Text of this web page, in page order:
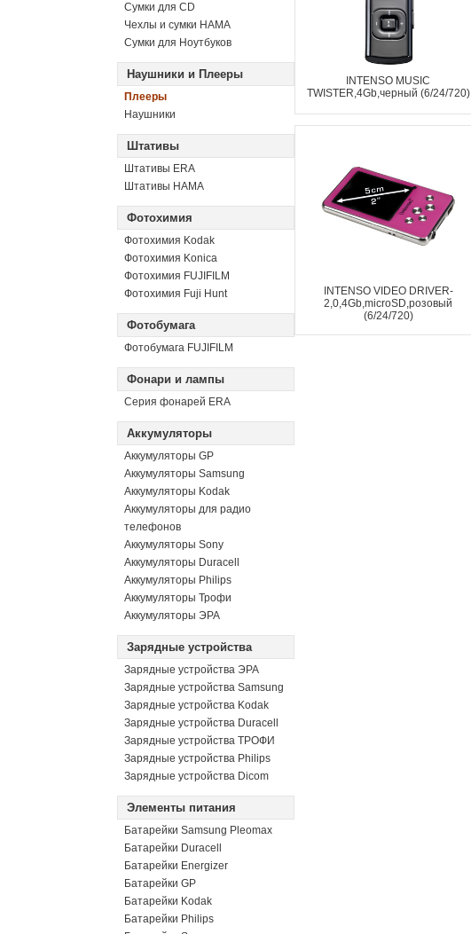
Сумки для CD
Чехлы и сумки HAMA
Сумки для Ноутбуков
Наушники и Плееры
Плееры
Наушники
Штативы
Штативы ERA
Штативы HAMA
Фотохимия
Фотохимия Kodak
Фотохимия Konica
Фотохимия FUJIFILM
Фотохимия Fuji Hunt
Фотобумага
Фотобумага FUJIFILM
Фонари и лампы
Серия фонарей ERA
Аккумуляторы
Аккумуляторы GP
Аккумуляторы Samsung
Аккумуляторы Kodak
Аккумуляторы для радио
телефонов
Аккумуляторы Sony
Аккумуляторы Duracell
Аккумуляторы Philips
Аккумуляторы Трофи
Аккумуляторы ЭРА
Зарядные устройства
Зарядные устройства ЭРА
Зарядные устройства Samsung
Зарядные устройства Kodak
Зарядные устройства Duracell
Зарядные устройства ТРОФИ
Зарядные устройства Philips
Зарядные устройства Dicom
Элементы питания
Батарейки Samsung Pleomax
Батарейки Duracell
Батарейки Energizer
Батарейки GP
Батарейки Kodak
Батарейки Philips
INTENSO MUSIC
TWISTER,4Gb,черный (6/24/720)
INTENSO VIDEO DRIVER-
2,0,4Gb,microSD,розовый
(6/24/720)